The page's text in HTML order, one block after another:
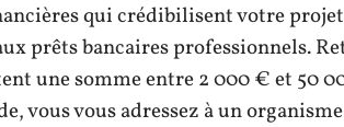
qui crédibilisent votre
prêts bancaires professionnels.
une somme entre 2 000 € et 50
vous vous adressez à un